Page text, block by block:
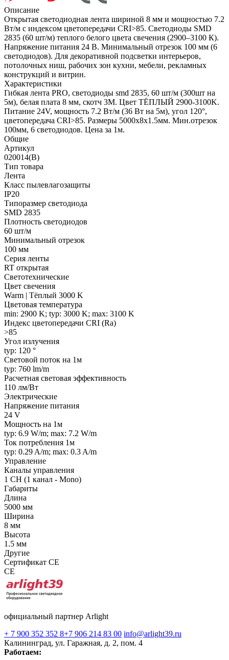
Описание
Открытая светодиодная лента шириной 8 мм и мощностью 7.2
Вт/м с индексом цветопередачи CRI>85. Светодиоды SMD
2835 (60 шт/м) теплого белого цвета свечения (2900–3100 К).
Напряжение питания 24 В. Минимальный отрезок 100 мм (6
светодиодов). Для декоративной подсветки интерьеров,
потолочных ниш, рабочих зон кухни, мебели, рекламных
конструкций и витрин.
Характеристики
Гибкая лента PRO, светодиоды smd 2835, 60 шт/м (300шт на
5м), белая плата 8 мм, скотч 3М. Цвет ТЁПЛЫЙ 2900-3100K.
Питание 24V, мощность 7.2 Вт/м (36 Вт на 5м), угол 120°,
цветопередача CRI>85. Размеры 5000х8x1.5мм. Мин.отрезок
100мм, 6 светодиодов. Цена за 1м.
Общие
Артикул
020014(B)
Тип товара
Лента
Класс пылевлагозащиты
IP20
Типоразмер светодиода
SMD 2835
Плотность светодиодов
60 шт/м
Минимальный отрезок
100 мм
Серия ленты
RT открытая
Светотехнические
Цвет свечения
Warm | Тёплый 3000 K
Цветовая температура
min: 2900 K; typ: 3000 K; max: 3100 K
Индекс цветопередачи CRI (Ra)
>85
Угол излучения
typ: 120 °
Световой поток на 1м
typ: 760 lm/m
Расчетная световая эффективность
110 лм/Вт
Электрические
Напряжение питания
24 V
Мощность на 1м
typ: 6.9 W/m; max: 7.2 W/m
Ток потребления 1м
typ: 0.29 A/m; max: 0.3 A/m
Управление
Каналы управления
1 CH (1 канал - Mono)
Габариты
Длина
5000 мм
Ширина
8 мм
Высота
1.5 мм
Другие
Сертификат CE
CE
официальный партнер Arlight
+ 7 900 352 352 8+7 906 214 83 00 info@arlight39.ru
Калининград, ул. Гаражная, д. 2, пом. 4
Работаем: